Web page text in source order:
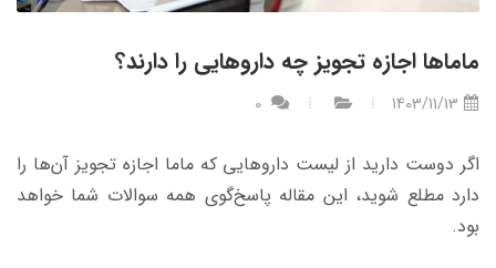
ماماها اجازه تجویز چه داروهایی را دارند؟
1403/11/13
اگر دوست دارید از لیست داروهایی که ماما اجازه تجویز آن‌ها را
دارد مطلع شوید، این مقاله پاسخ‌گوی همه سوالات شما خواهد
بود.